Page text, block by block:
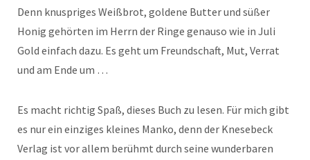
Denn knuspriges Weißbrot, goldene Butter und süßer
Honig gehörten im Herrn der Ringe genauso wie in Juli
Gold einfach dazu. Es geht um Freundschaft, Mut, Verrat
und am Ende um …
Es macht richtig Spaß, dieses Buch zu lesen. Für mich gibt
es nur ein einziges kleines Manko, denn der Knesebeck
Verlag ist vor allem berühmt durch seine wunderbaren